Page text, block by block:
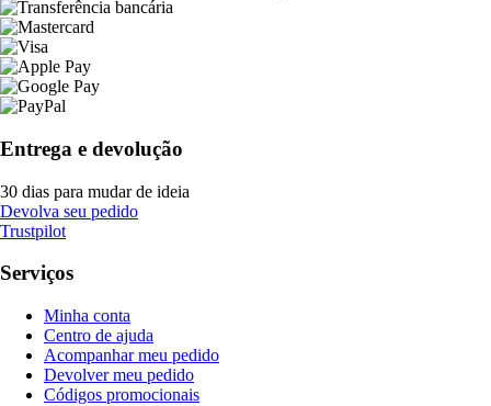
Entrega e devolução
30 dias para mudar de ideia
Devolva seu pedido
Trustpilot
Serviços
Minha conta
Centro de ajuda
Acompanhar meu pedido
Devolver meu pedido
Códigos promocionais